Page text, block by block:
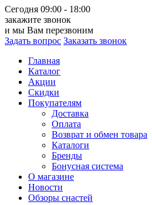
Сегодня 09:00 - 18:00
закажите звонок
и мы Вам перезвоним
Задать вопрос Заказать звонок
Главная
Каталог
Акции
Скидки
Покупателям
Доставка
Оплата
Возврат и обмен товара
Каталоги
Бренды
Бонусная система
О магазине
Новости
Обзоры снастей